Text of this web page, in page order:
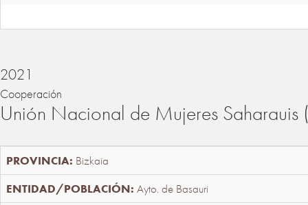
2021
Cooperación
Unión Nacional de Mujeres
Bizkaia
Ayto. de Basauri